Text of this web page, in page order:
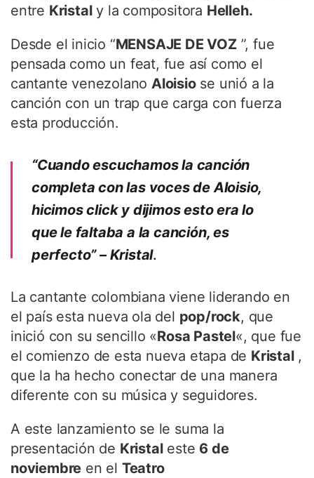
entre Kristaly la compositora Helleh.
Desde el inicio “MENSAJE DE VOZ”, fue
pensada como un feat, fue así como el
cantante venezolano Aloisiose unió a la
canción con un trap que carga con fuerza
esta producción.
“Cuando escuchamos la canción
completa con las voces de Aloisio,
hicimos click y dijimos esto era lo
que le faltaba a la canción, es
perfecto” – Kristal.
La cantante colombiana viene liderando en
el país esta nueva ola del pop/rock, que
inició con su sencillo «Rosa Pastel«, que fue
el comienzo de esta nueva etapa de Kristal,
que la ha hecho conectar de una manera
diferente con su música y seguidores.
A este lanzamiento se le suma la
presentación de Kristaleste 6 de
noviembre en el Teatro